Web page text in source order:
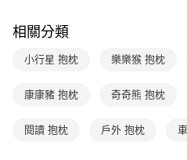
醒簡訊。
2.透過簡訊連結打開帳單後，可選擇「
帳／街口支付／iPASS MONEY」等通
1.本服務係由「台灣大哥大股份有限公
買賣價金債權讓與本公司後，依約使用
１．於結帳方式選擇「AFTEE先享後付
２．訂單成立數日內，您將收到繳費通
ATM／網路銀行／等多元方式進行付款
※ 請注意：結帳手續完成當下不需立刻
後付繳納相關費用。
每筆NT$70，滿NT$800(含以上)免
國內宅配/郵寄 (不適用離島、海外
相關分類
小行星 抱枕 樂樂猴 抱枕
康康豬 抱枕 奇奇熊 抱枕
閱讀 抱枕 戶外 抱枕